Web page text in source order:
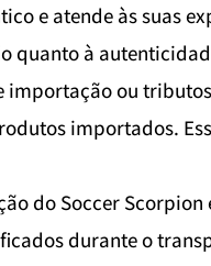
e atende às suas
quanto à
importação ou
importados.
do Soccer Scorpion
durante o